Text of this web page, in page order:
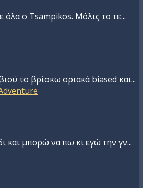
όλα ο Tsampikos. Μόλις το τε...
το βρίσκω οριακά biased και...
και μπορώ να πω κι εγώ την γν...